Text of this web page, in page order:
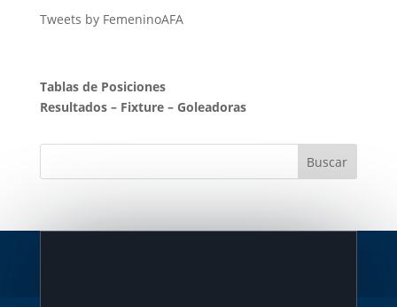
Tweets by FemeninoAFA
Tablas de Posiciones
Resultados– Fixture– Goleadoras